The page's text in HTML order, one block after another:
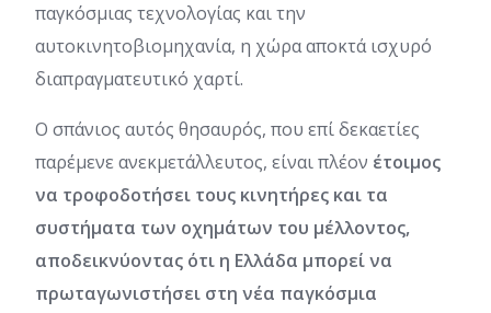
παγκόσμιας τεχνολογίας και την
αυτοκινητοβιομηχανία, η χώρα αποκτά ισχυρό
διαπραγματευτικό χαρτί.
Ο σπάνιος αυτός θησαυρός, που επί δεκαετίες
παρέμενε ανεκμετάλλευτος, είναι πλέον έτοιμος
να τροφοδοτήσει τους κινητήρες και τα
συστήματα των οχημάτων του μέλλοντος,
αποδεικνύοντας ότι η Ελλάδα μπορεί να
πρωταγωνιστήσει στη νέα παγκόσμια